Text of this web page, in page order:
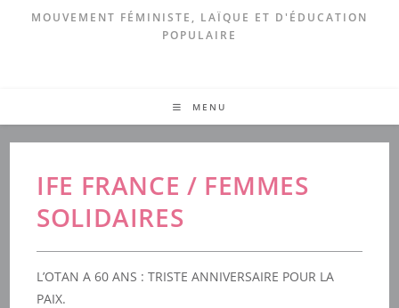
MOUVEMENT FÉMINISTE, LAÏQUE ET D'ÉDUCATION
POPULAIRE
MENU
IFE FRANCE / FEMMES
SOLIDAIRES
L’OTAN A 60 ANS : TRISTE ANNIVERSAIRE POUR LA
PAIX.